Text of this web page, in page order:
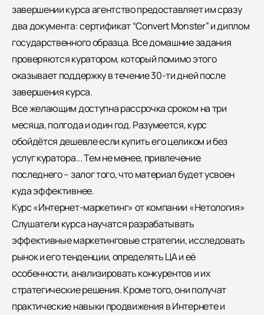
завершении курса агентство предоставляет им сразу
два документа: сертификат “Convert Monster” и диплом
государственного образца. Все домашние задания
проверяются куратором, который помимо этого
оказывает поддержку в течение 30-ти дней после
завершения курса.
Все желающим доступна рассрочка сроком на три
месяца, полгода и один год. Разумеется, курс
обойдётся дешевле если купить его целиком и без
услуг куратора... Тем не менее, привлечение
последнего – залог того, что материал будет усвоен
куда эффективнее.
Курс «Интернет-маркетинг» от компании «Нетология»
Слушатели курса научатся разрабатывать
эффективные маркетинговые стратегии, исследовать
рынок и его тенденции, определять ЦА и её
особенности, анализировать конкурентов и их
стратегические решения. Кроме того, они получат
практические навыки продвижения в Интернете и